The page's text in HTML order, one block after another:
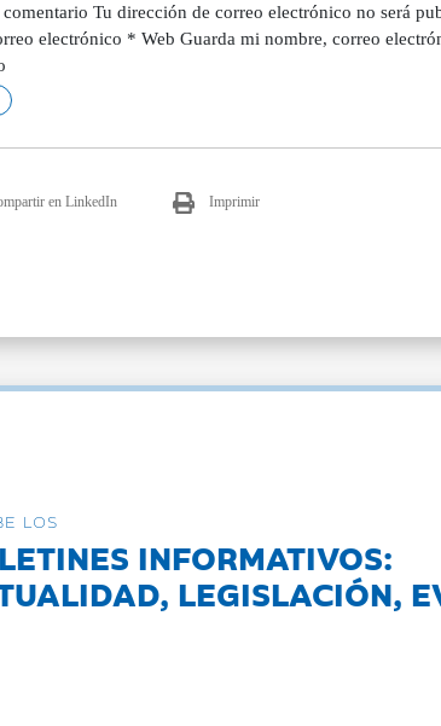
Tu dirección de correo electrónico no será
electrónico * Web Guarda mi nombre, correo
en LinkedIn Imprimir
LOS
INFORMATIVOS:
LEGISLACIÓN,